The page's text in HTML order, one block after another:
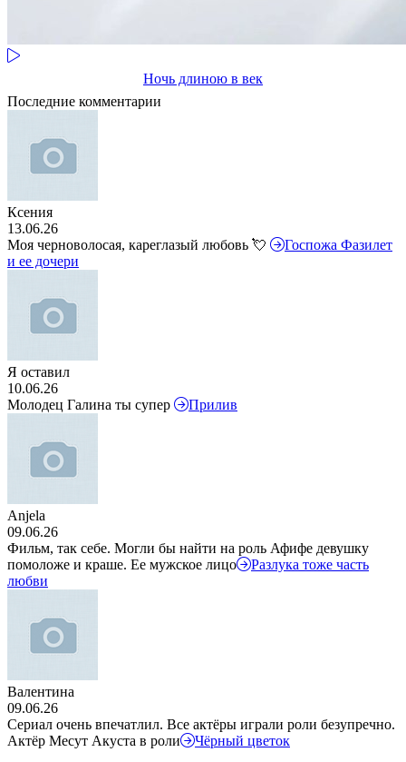
Ночь длиною в век
Последние комментарии
Ксения
13.06.26
Моя черноволосая, кареглазый любовь 💘
Госпожа Фазилет
и ее дочери
Я оставил
10.06.26
Молодец Галина ты супер
Прилив
Anjela
09.06.26
Фильм, так себе. Могли бы найти на роль Афифе девушку
помоложе и краше. Ее мужское лицо
Разлука тоже часть
любви
Валентина
09.06.26
Сериал очень впечатлил. Все актёры играли роли безупречно.
Актёр Месут Акуста в роли
Чёрный цветок